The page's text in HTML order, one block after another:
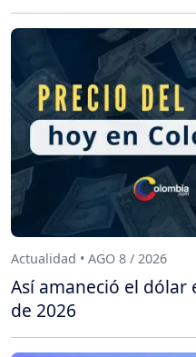
Actualidad • AGO 8 / 2026
Así amaneció el dólar
de 2026